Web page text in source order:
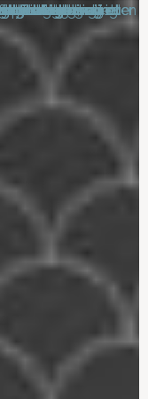
må ikke
anno 2022
– hvor kan
af køkken farver